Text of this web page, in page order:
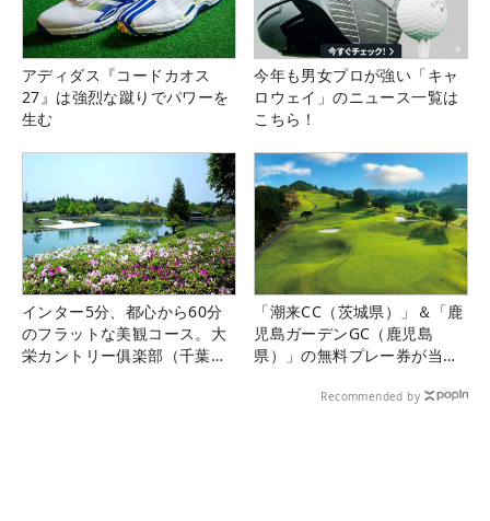
アディダス『コードカオス
27』は強烈な蹴りでパワーを
生む
今年も男女プロが強い「キャ
ロウェイ」のニュース一覧は
こちら！
インター5分、都心から60分
のフラットな美観コース。大
栄カントリー俱楽部（千葉
「潮来CC（茨城県）」＆「鹿
児島ガーデンGC（鹿児島
県）」の無料プレー券が当た
Recommended by